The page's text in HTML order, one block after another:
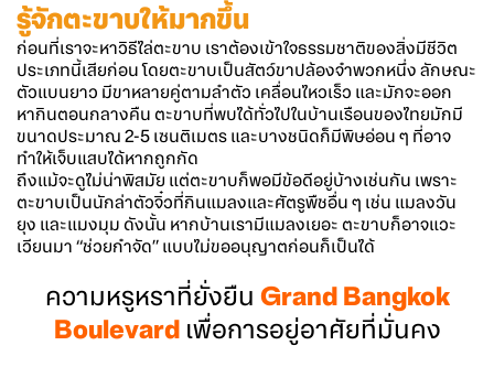
รู้จักตะขาบให้มากขึ้น
ก่อนที่เราจะหาวิธีไล่ตะขาบ เราต้องเข้าใจธรรมชาติของสิ่งมีชีวิต
ประเภทนี้เสียก่อน โดยตะขาบเป็นสัตว์ขาปล้องจำพวกหนึ่ง ลักษณะ
ตัวแบนยาว มีขาหลายคู่ตามลำตัว เคลื่อนไหวเร็ว และมักจะออก
หากินตอนกลางคืน ตะขาบที่พบได้ทั่วไปในบ้านเรือนของไทยมักมี
ขนาดประมาณ 2-5 เซนติเมตร และบางชนิดก็มีพิษอ่อน ๆ ที่อาจ
ทำให้เจ็บแสบได้หากถูกกัด
ถึงแม้จะดูไม่น่าพิสมัย แต่ตะขาบก็พอมีข้อดีอยู่บ้างเช่นกัน เพราะ
ตะขาบเป็นนักล่าตัวจิ๋วที่กินแมลงและศัตรูพืชอื่น ๆ เช่น แมลงวัน
ยุง และแมงมุม ดังนั้น หากบ้านเรามีแมลงเยอะ ตะขาบก็อาจแวะ
เวียนมา “ช่วยกำจัด” แบบไม่ขออนุญาตก่อนก็เป็นได้
ความหรูหราที่ยั่งยืน Grand Bangkok
Boulevardเพื่อการอยู่อาศัยที่มั่นคง